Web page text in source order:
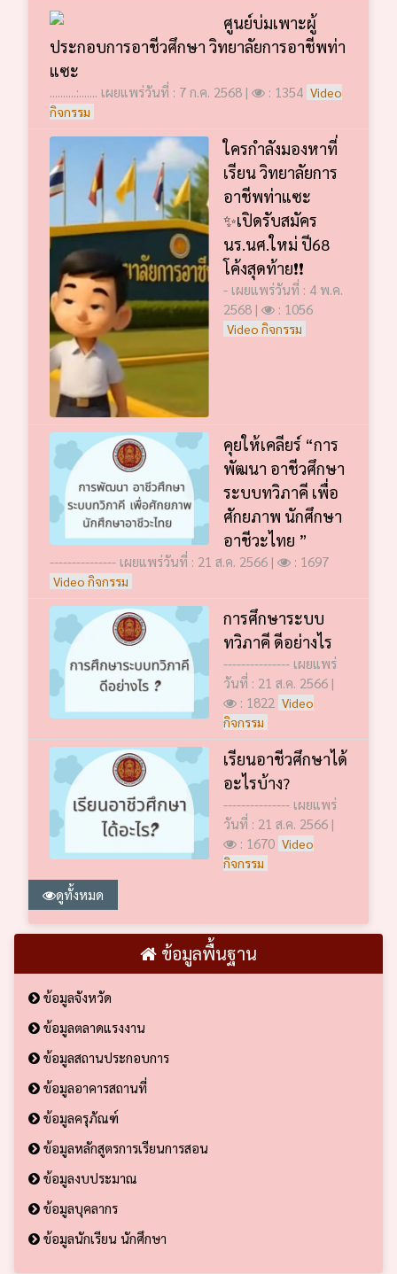
ศูนย์บ่มเพาะผู้
ประกอบการอาชีวศึกษา วิทยาลัยการอาชีพท่า
แซะ
..........:....... เผยแพร่วันที่ : 7 ก.ค. 2568 | : 1354 Video
กิจกรรม
ใครกำลังมองหาที่
เรียน วิทยาลัยการ
อาชีพท่าแซะ
✨เปิดรับสมัคร
นร.นศ.ใหม่ ปี68
โค้งสุดท้าย❗️❗️
- เผยแพร่วันที่ : 4 พ.ค.
2568 |
: 1056
Video กิจกรรม
คุยให้เคลียร์ “การ
พัฒนา อาชีวศึกษา
ระบบทวิภาคี เพื่อ
ศักยภาพ นักศึกษา
อาชีวะไทย ”
--------------- เผยแพร่วันที่ : 21 ส.ค. 2566 | : 1697
Video กิจกรรม
การศึกษาระบบ
ทวิภาคี ดีอย่างไร
--------------- เผยแพร่
วันที่ : 21 ส.ค. 2566 |
: 1822 Video
กิจกรรม
เรียนอาชีวศึกษาได้
อะไรบ้าง?
--------------- เผยแพร่
วันที่ : 21 ส.ค. 2566 |
: 1670 Video
กิจกรรม
ดูทั้งหมด
ข้อมูลพื้นฐาน
ข้อมูลจังหวัด
ข้อมูลตลาดแรงงาน
ข้อมูลสถานประกอบการ
ข้อมูลอาคารสถานที่
ข้อมูลครุภัณฑ์
ข้อมูลหลักสูตรการเรียนการสอน
ข้อมูลงบประมาณ
ข้อมูลบุคลากร
ข้อมูลนักเรียน นักศึกษา